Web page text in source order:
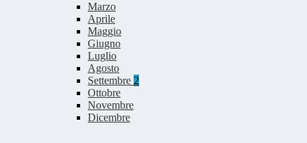
Marzo
Aprile
Maggio
Giugno
Luglio
Agosto
Settembre 2
Ottobre
Novembre
Dicembre